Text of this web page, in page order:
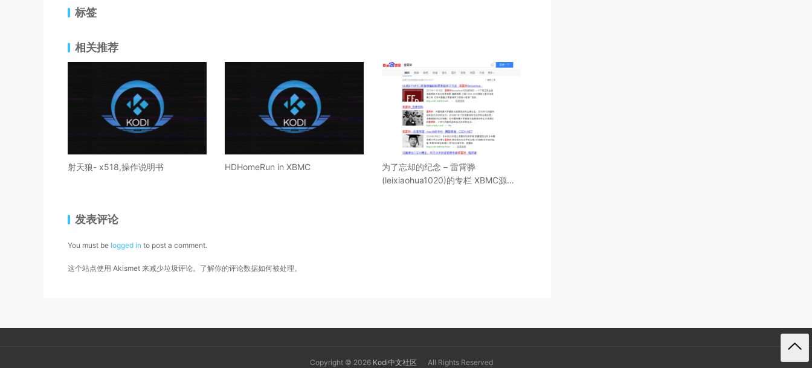
标签
相关推荐
射天狼- x518,操作说明书 HDHomeRun in XBMC
为了忘却的纪念 – 雷霄骅
(leixiaohua1020)的专栏 XBMC源代
发表评论
You must be logged in to post a comment.
这个站点使用 Akismet 来减少垃圾评论。 了解你的评论数据如何被处理。
Copyright © 2026 Kodi中文社区 All Rights Reserved